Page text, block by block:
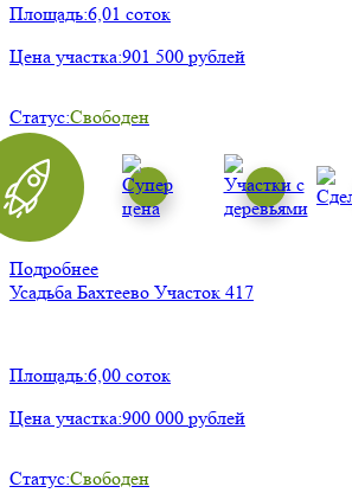
Площадь:6,01 соток
Цена участка:901 500 рублей
Статус:Свободен
Подробнее
Усадьба Бахтеево Участок 417
Площадь:6,00 соток
Цена участка:900 000 рублей
Статус:Свободен